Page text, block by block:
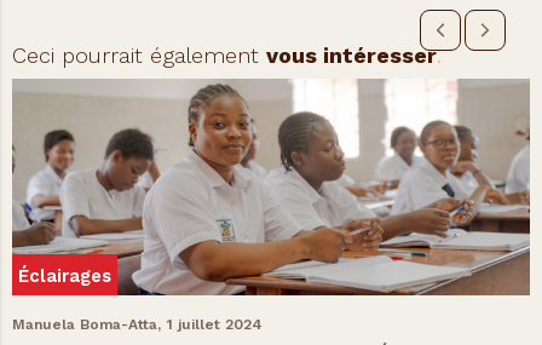
Ceci pourrait également vous intéresser.
Éclairages
Manuela Boma-Atta, 1 juillet 2024